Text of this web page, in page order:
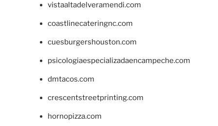
vistaaltadelveramendi.com
coastlinecateringnc.com
cuesburgershouston.com
psicologiaespecializadaencampeche.com
dmtacos.com
crescentstreetprinting.com
hornopizza.com